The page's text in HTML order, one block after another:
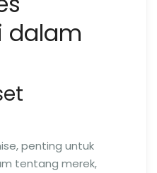
dalam
penting untuk
tentang merek,